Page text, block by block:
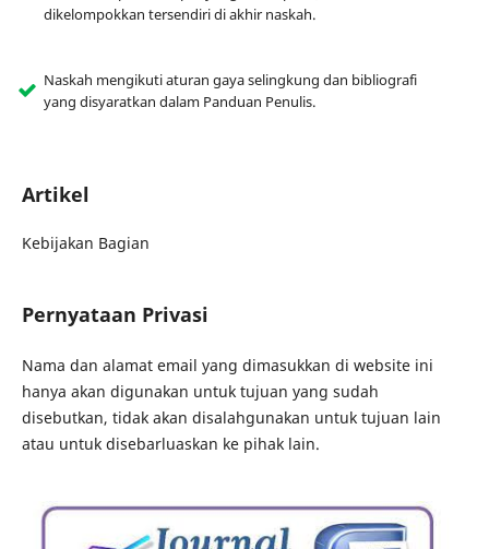
dikelompokkan tersendiri di akhir naskah.
Naskah mengikuti aturan gaya selingkung dan bibliografi
yang disyaratkan dalam Panduan Penulis.
Artikel
Kebijakan Bagian
Pernyataan Privasi
Nama dan alamat email yang dimasukkan di website ini
hanya akan digunakan untuk tujuan yang sudah
disebutkan, tidak akan disalahgunakan untuk tujuan lain
atau untuk disebarluaskan ke pihak lain.